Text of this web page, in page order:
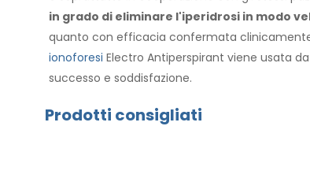
in grado di eliminare l'iperidrosi in modo
quanto con efficacia confermata clinicamente
ionoforesi Electro Antiperspirant viene usata
successo e soddisfazione.
Prodotti consigliati